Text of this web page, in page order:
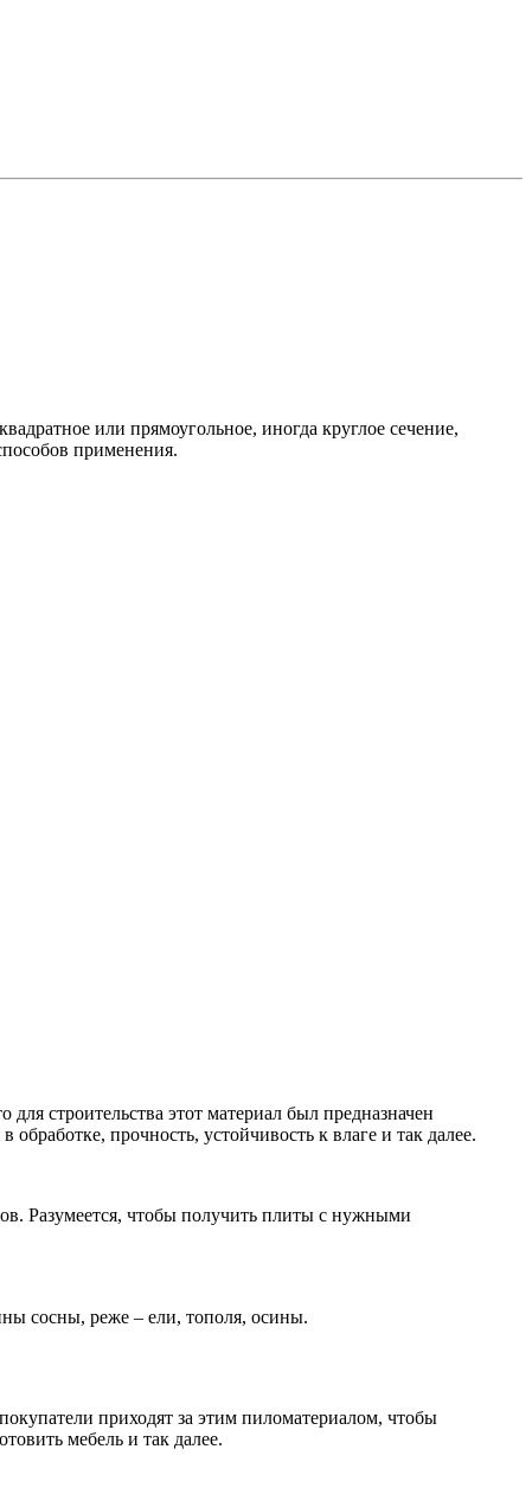
или прямоугольное, иногда круглое сечение,
применения.
строительства этот материал был предназначен
прочность, устойчивость к влаге и так далее.
Разумеется, чтобы получить плиты с нужными
сосны, реже – ели, тополя, осины.
приходят за этим пиломатериалом, чтобы
мебель и так далее.